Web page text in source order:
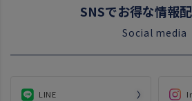
SNSでお得な情報配
Social media
LINE